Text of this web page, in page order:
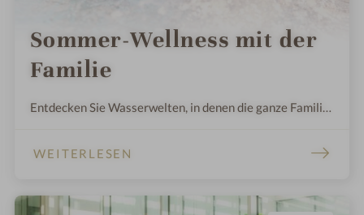
Sommer-Wellness mit der
Familie
Entdecken Sie Wasserwelten, in denen die ganze Familie
und überraschen Sie die Kinder mit Kids- und Teens-
WEITERLESEN